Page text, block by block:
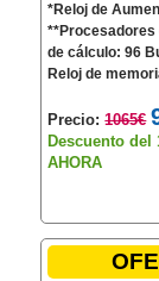
*Reloj de
**Procesadores
de cálculo: 96
Reloj de
Precio:1065€
Descuento del
AHORA